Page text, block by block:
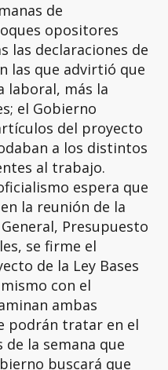
de
opositores
las declaraciones de
las que advirtió que
laboral, más la
el Gobierno
del proyecto
a los distintos
al trabajo.
espera que
la reunión de la
Presupuesto
se firme el
de la Ley Bases
con el
ambas
podrán tratar en el
la semana que
buscará que